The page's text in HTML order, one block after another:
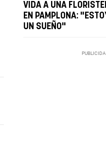
VIDA A UNA
EN PAMPLONA:
UN SUEÑO"